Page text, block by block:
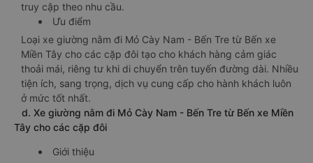
truy cập theo nhu cầu.
Ưu điểm
Loại xe giường nằm đi Mỏ Cày Nam - Bến Tre từ Bến xe
Miền Tây cho các cặp đôi tạo cho khách hàng cảm giác
thoải mái, riêng tư khi di chuyển trên tuyến đường dài. Nhiều
tiện ích, sang trọng, dịch vụ cung cấp cho hành khách luôn
ở mức tốt nhất.
d. Xe giường nằm đi Mỏ Cày Nam - Bến Tre từ Bến xe Miền
Tây cho các cặp đôi
Giới thiệu